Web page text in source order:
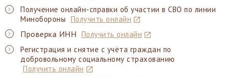
Получение онлайн-справки об участии в СВО по линии
Минобороны Получить онлайн
Проверка ИНН Получить онлайн
Регистрация и снятие с учёта граждан по
добровольному социальному страхованию
Получить онлайн